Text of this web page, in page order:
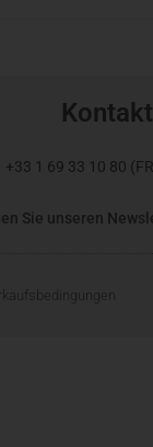
+33 1 69 33 10 80
Sie unseren